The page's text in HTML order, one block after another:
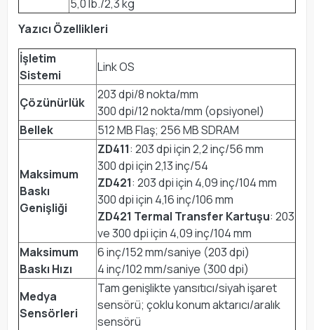
5,0 lb./2,3 kg
Yazıcı Özellikleri
İşletim
Sistemi
Link OS
Çözünürlük
203 dpi/8 nokta/mm
300 dpi/12 nokta/mm (opsiyonel)
Bellek
512 MB Flaş; 256 MB SDRAM
Maksimum
Baskı
Genişliği
ZD411: 203 dpi için 2,2 inç/56 mm
300 dpi için 2,13 inç/54
ZD421: 203 dpi için 4,09 inç/104 mm
300 dpi için 4,16 inç/106 mm
ZD421 Termal Transfer Kartuşu: 203
ve 300 dpi için 4,09 inç/104 mm
Maksimum
Baskı Hızı
6 inç/152 mm/saniye (203 dpi)
4 inç/102 mm/saniye (300 dpi)
Medya
Sensörleri
Tam genişlikte yansıtıcı/siyah işaret
sensörü; çoklu konum aktarıcı/aralık
sensörü